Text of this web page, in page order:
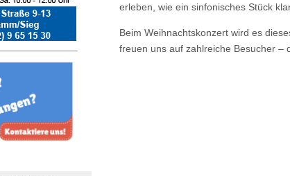
erleben, wie ein sinfonisches Stück
Beim Weihnachtskonzert wird es
freuen uns auf zahlreiche Besucher –